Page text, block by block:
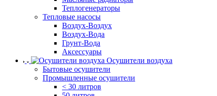
Теплогенераторы
Тепловые насосы
Воздух-Воздух
Воздух-Вода
Грунт-Вода
Аксессуары
Осушители воздуха
Бытовые осушители
Промышленные осушители
< 30 литров